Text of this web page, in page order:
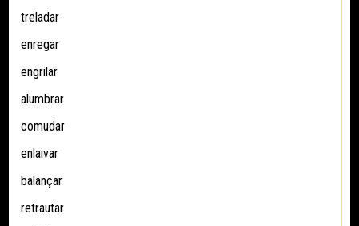
treladar
enregar
engrilar
alumbrar
comudar
enlaivar
balançar
retrautar